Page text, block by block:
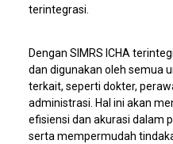
terintegrasi.
Dengan SIMRS ICHA
dan digunakan oleh semua
terkait, seperti dokter,
administrasi. Hal ini akan
efisiensi dan akurasi dalam
serta mempermudah